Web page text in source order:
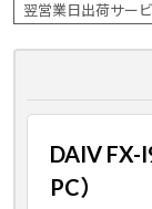
翌営業日出荷サー
DAIV FX-
PC）